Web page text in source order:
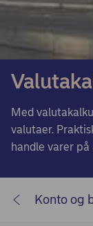
Med
valutaer.
handle varer på
Konto og